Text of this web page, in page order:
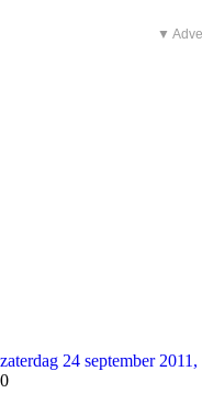
▼
zaterdag 24 september
0